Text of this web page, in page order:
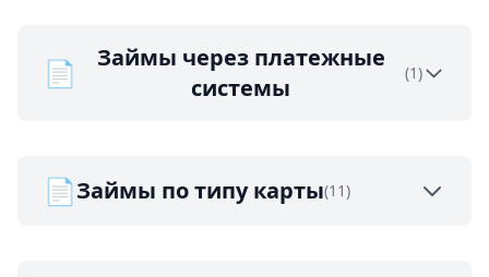
📄
Займы через платежные
системы
(1)
📄Займы по типу карты(11)